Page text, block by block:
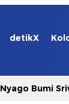
detikX
Nyago Bumi